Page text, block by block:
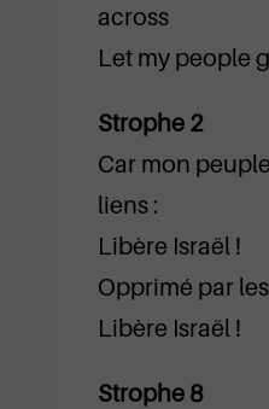
across
Let my people
Strophe 2
Car mon
liens :
Libère Israël !
Opprimé par
Libère Israël !
Strophe 8